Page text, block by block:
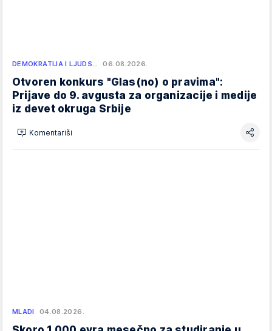
DEMOKRATIJA I LJUDS… 06.08.2026.
Otvoren konkurs "Glas(no) o pravima":
Prijave do 9. avgusta za organizacije i medije
iz devet okruga Srbije
Komentariši
MLADI 04.08.2026.